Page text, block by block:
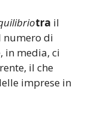
tra il
numero di
in media, ci
il che
imprese in